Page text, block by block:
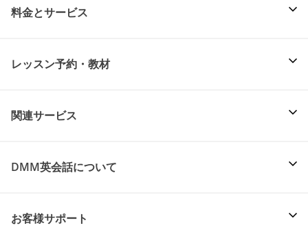
料金とサービス
レッスン予約・教材
関連サービス
DMM英会話について
お客様サポート